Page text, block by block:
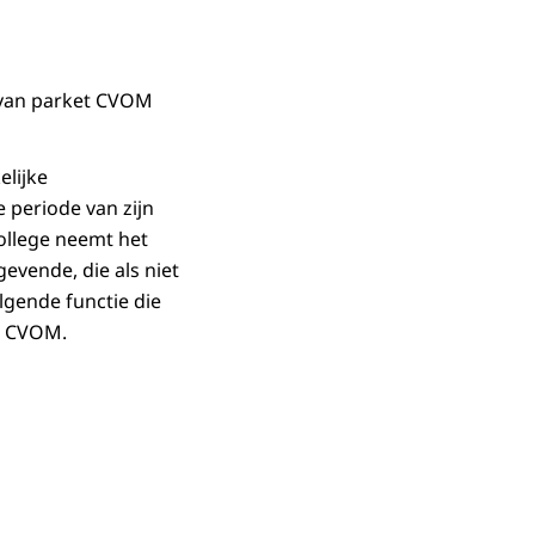
parket CVOM
periode van zijn
neemt het
die als niet
functie die